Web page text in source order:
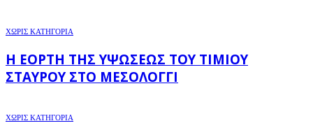
ΧΩΡΊΣ ΚΑΤΗΓΟΡΊΑ
Η ΕΟΡΤΉ ΤΗΣ ΥΨΏΣΕΩΣ ΤΟΥ ΤΙΜΊΟΥ
ΣΤΑΥΡΟΎ ΣΤΟ ΜΕΣΟΛΌΓΓΙ
ΧΩΡΊΣ ΚΑΤΗΓΟΡΊΑ